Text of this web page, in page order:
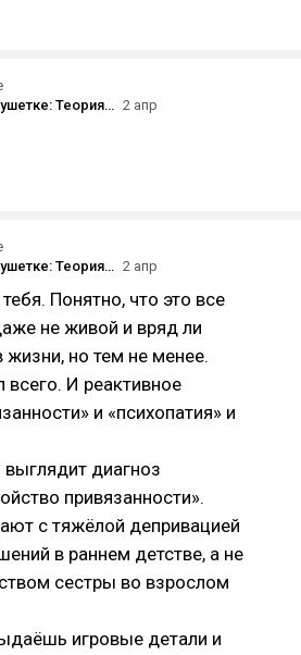
Психоанализ на кушетке: Теория безумия Вааса Монтенегро 2 апр
Психоанализ на кушетке: Теория безумия Вааса Монтенегро 2 апр
Понятно, что это все
не живой и вряд ли
жизни, но тем не менее.
И реактивное
и «психопатия» и
диагноз
привязанности».
с тяжёлой депривацией
в раннем детстве, а не
сестры во взрослом
игровые детали и